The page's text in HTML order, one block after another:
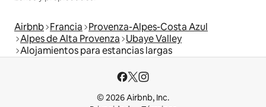
Airbnb Francia Provenza-Alpes-Costa Azul
Alpes de Alta Provenza Ubaye Valley
Alojamientos para estancias largas
© 2026 Airbnb, Inc.